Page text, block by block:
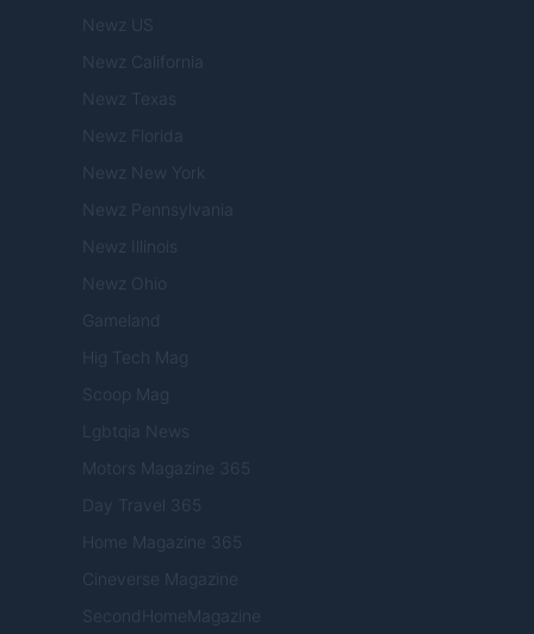
Newz US
Newz California
Newz Texas
Newz Florida
Newz New York
Newz Pennsylvania
Newz Illinois
Newz Ohio
Gameland
Hig Tech Mag
Scoop Mag
Lgbtqia News
Motors Magazine 365
Day Travel 365
Home Magazine 365
Cineverse Magazine
SecondHomeMagazine